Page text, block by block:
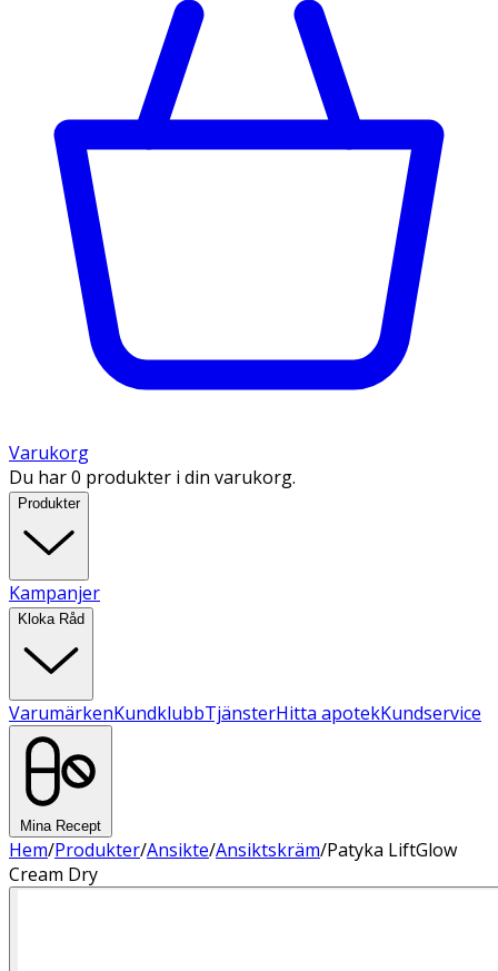
Varukorg
Du har 0 produkter i din varukorg.
Produkter
Kampanjer
Kloka Råd
VarumärkenKundklubbTjänsterHitta apotekKundservice
Mina Recept
Hem/Produkter/Ansikte/Ansiktskräm/Patyka LiftGlow
Cream Dry